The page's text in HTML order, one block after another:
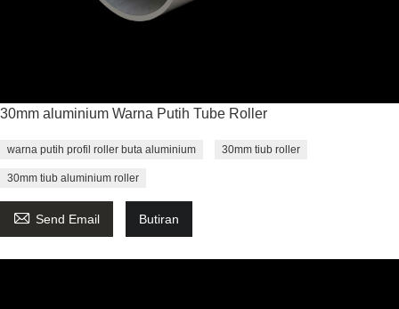
30mm aluminium Warna Putih Tube Roller
warna putih profil roller buta aluminium 30mm tiub roller
30mm tiub aluminium roller
 Send Email Butiran